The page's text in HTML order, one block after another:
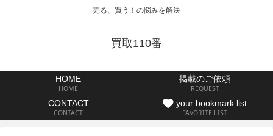
売る、買う！の悩みを解決
買取110番
HOME
HOME
掲載のご依頼
REQUEST
CONTACT
CONTACT
your bookmark list
FAVORITE LIST